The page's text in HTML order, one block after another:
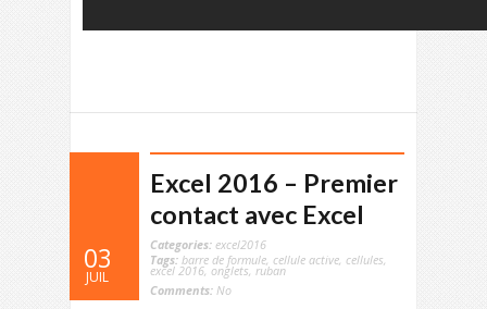
03
JUIL
Excel 2016 – Premier
contact avec Excel
Categories: excel2016
Tags: barre de formule, cellule active, cellules,
excel 2016, onglets, ruban
Comments: No